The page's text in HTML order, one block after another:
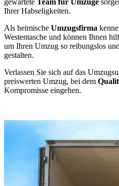
Ihrer Habseligkeiten.
Als heimische Umzugsfirma
Westentasche und können Ihnen
um Ihren Umzug so reibungslos
gestalten.
Verlassen Sie sich auf das
preiswerten Umzug, bei dem
Kompromisse eingehen.